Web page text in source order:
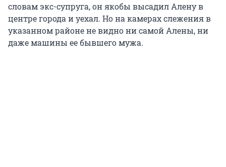
словам экс-супруга, он якобы высадил Алену в
центре города и уехал. Но на камерах слежения в
указанном районе не видно ни самой Алены, ни
даже машины ее бывшего мужа.